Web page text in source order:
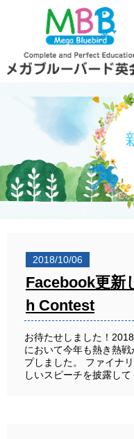
2018/10/06
Facebook更新
h Contest
お待たせしました！
において今年も熱き熱
プしました。 ファイナ
しいスピーチを披露して